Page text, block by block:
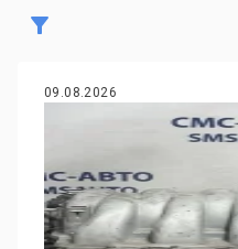
09.08.2026